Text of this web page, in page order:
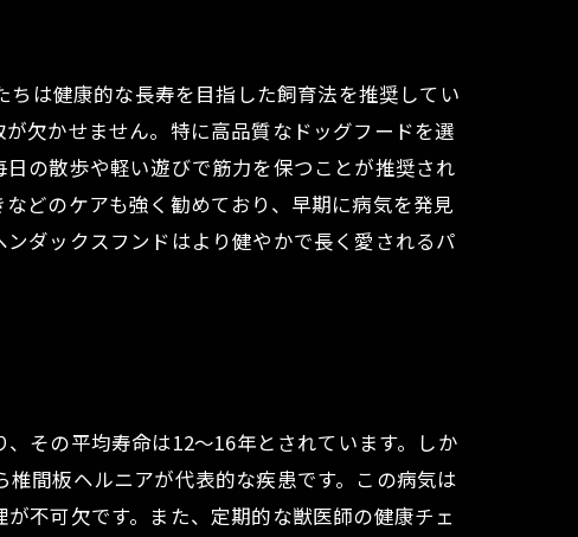
は健康的な長寿を目指した飼育法を推奨してい
欠かせません。特に高品質なドッグフードを選
の散歩や軽い遊びで筋力を保つことが推奨され
どのケアも強く勧めており、早期に病気を発見
ダックスフンドはより健やかで長く愛されるパ
その平均寿命は12〜16年とされています。しか
間板ヘルニアが代表的な疾患です。この病気は
不可欠です。また、定期的な獣医師の健康チェ